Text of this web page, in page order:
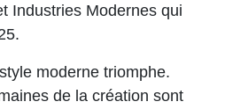
Industries Modernes qui
moderne triomphe.
de la création sont